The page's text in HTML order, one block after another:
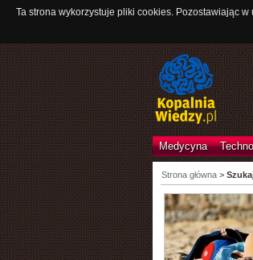
Ta strona wykorzystuje pliki cookies. Pozostawiając
Medycyna
Strona główna>